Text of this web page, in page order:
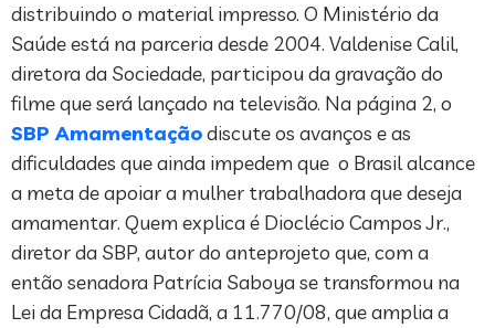
distribuindo o material impresso. O Ministério da
Saúde está na parceria desde 2004. Valdenise Calil,
diretora da Sociedade, participou da gravação do
filme que será lançado na televisão. Na página 2, o
SBP Amamentaçãodiscute os avanços e as
dificuldades que ainda impedem que o Brasil alcance
a meta de apoiar a mulher trabalhadora que deseja
amamentar. Quem explica é Dioclécio Campos Jr.,
diretor da SBP, autor do anteprojeto que, com a
então senadora Patrícia Saboya se transformou na
Lei da Empresa Cidadã, a 11.770/08, que amplia a